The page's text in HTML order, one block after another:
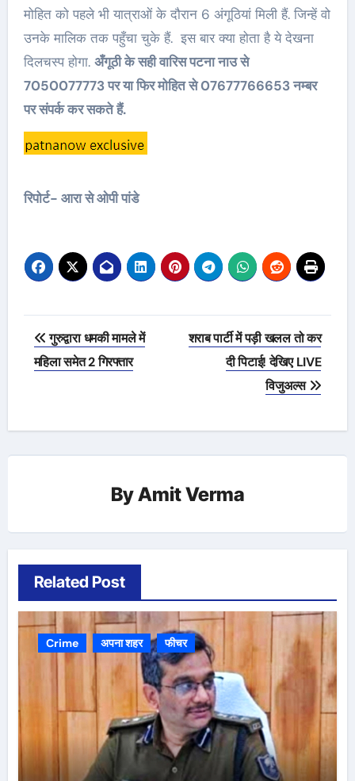
मोहित को पहले भी यात्राओं के दौरान 6 अंगूठियां मिली हैं. जिन्हें वो
उनके मालिक तक पहुँचा चुके हैं. इस बार क्या होता है ये देखना
दिलचस्प होगा. अँगूठी के सही वारिस पटना नाउ से
7050077773 पर या फिर मोहित से 07677766653 नम्बर
पर संपर्क कर सकते हैं.
रिपोर्ट- आरा से ओपी पांडे
Post
navigation
गुरुद्वारा धमकी मामले में
महिला समेत 2 गिरफ्तार
शराब पार्टी में पड़ी खलल तो कर
दी पिटाई! देखिए LIVE
विजुअल्स
ByAmit Verma
Related Post
Crime अपना शहर फीचर